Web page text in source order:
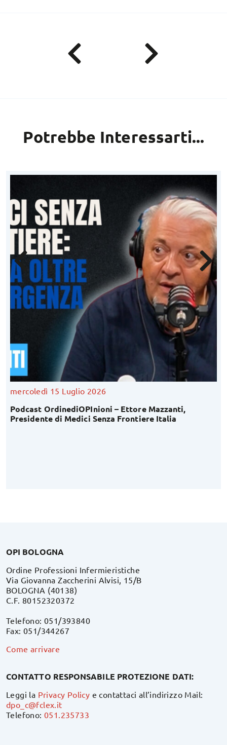
Potrebbe Interessarti...
mercoledì 15 Luglio 2026
Podcast OrdinediOPInioni – Ettore Mazzanti,
Presidente di Medici Senza Frontiere Italia
OPI BOLOGNA
Ordine Professioni Infermieristiche
Via Giovanna Zaccherini Alvisi, 15/B
BOLOGNA (40138)
C.F. 80152320372
Telefono: 051/393840
Fax: 051/344267
Come arrivare
CONTATTO RESPONSABILE PROTEZIONE DATI:
Leggi la Privacy Policy e contattaci all’indirizzo Mail:
dpo_c@fclex.it
Telefono:051.235733